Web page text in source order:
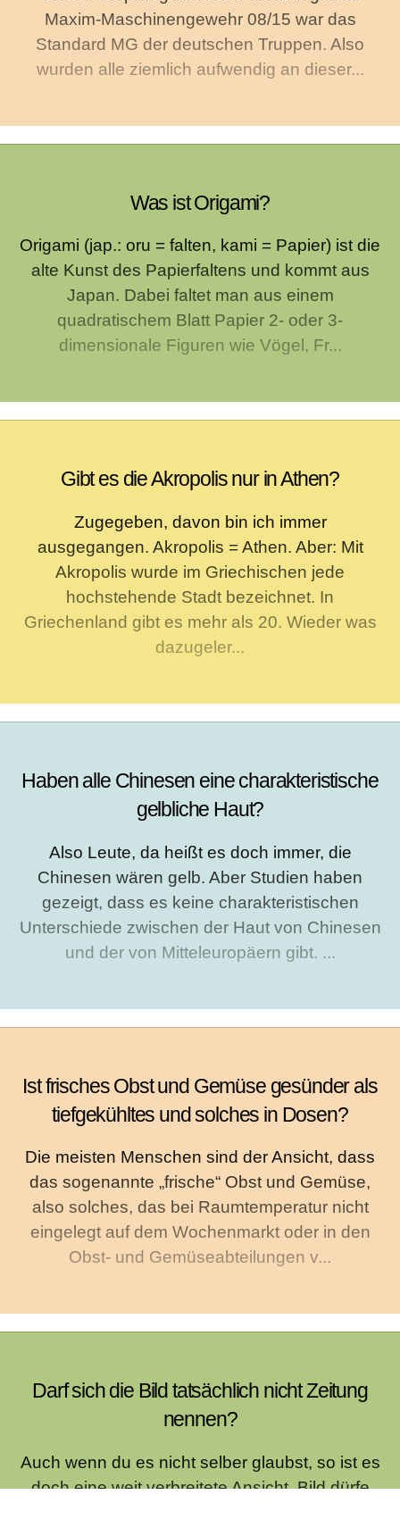
Maxim-Maschinengewehr 08/15 war das
Standard MG der deutschen Truppen. Also
wurden alle ziemlich aufwendig an dieser...
Was ist Origami?
Origami (jap.: oru = falten, kami = Papier) ist die
alte Kunst des Papierfaltens und kommt aus
Japan. Dabei faltet man aus einem
quadratischem Blatt Papier 2- oder 3-
dimensionale Figuren wie Vögel, Fr...
Gibt es die Akropolis nur in Athen?
Zugegeben, davon bin ich immer
ausgegangen. Akropolis = Athen. Aber: Mit
Akropolis wurde im Griechischen jede
hochstehende Stadt bezeichnet. In
Griechenland gibt es mehr als 20. Wieder was
dazugeler...
Haben alle Chinesen eine charakteristische
gelbliche Haut?
Also Leute, da heißt es doch immer, die
Chinesen wären gelb. Aber Studien haben
gezeigt, dass es keine charakteristischen
Unterschiede zwischen der Haut von Chinesen
und der von Mitteleuropäern gibt. ...
Ist frisches Obst und Gemüse gesünder als
tiefgekühltes und solches in Dosen?
Die meisten Menschen sind der Ansicht, dass
das sogenannte „frische“ Obst und Gemüse,
also solches, das bei Raumtemperatur nicht
eingelegt auf dem Wochenmarkt oder in den
Obst- und Gemüseabteilungen v...
Darf sich die Bild tatsächlich nicht Zeitung
nennen?
Auch wenn du es nicht selber glaubst, so ist es
doch eine weit verbreitete Ansicht, Bild dürfe